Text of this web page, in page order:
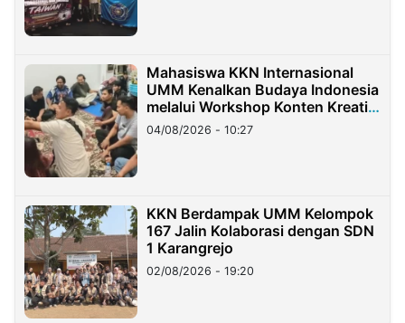
Mahasiswa KKN Internasional
UMM Kenalkan Budaya Indonesia
melalui Workshop Konten Kreatif
di Taiwan
04/08/2026 - 10:27
KKN Berdampak UMM Kelompok
167 Jalin Kolaborasi dengan SDN
1 Karangrejo
02/08/2026 - 19:20